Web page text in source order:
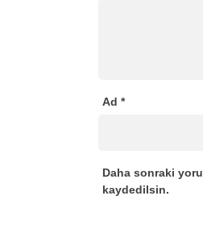
Ad *
Daha sonraki
kaydedilsin.